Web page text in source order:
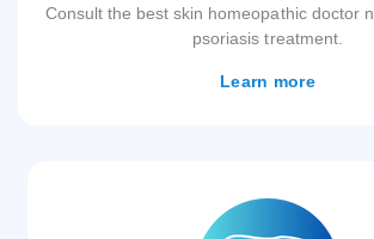
Consult the best skin homeopathic doctor
psoriasis treatment.
Learn more